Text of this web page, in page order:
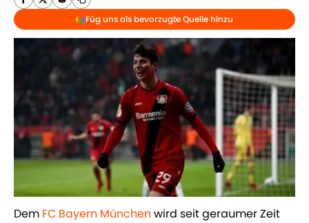
Füg uns als bevorzugte Quelle hinzu
Dem ​ FC Bayern München wird seit geraumer Zeit